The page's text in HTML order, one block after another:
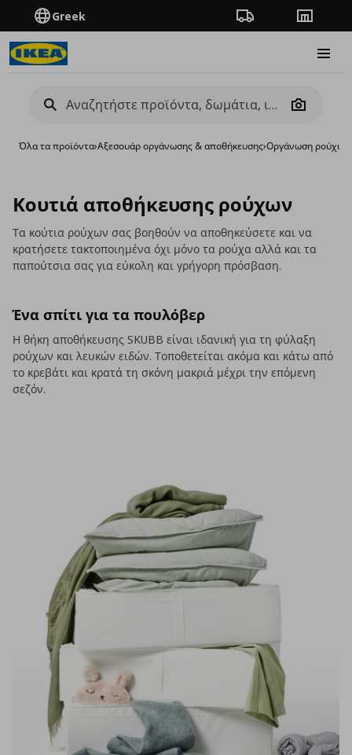
Greek Πορεία παραγγελίας
Camera
Όλα τα προϊόντα›Aξεσουάρ οργάνωσης & αποθήκευσης›Οργάνωση ρούχων
Κουτιά αποθήκευσης ρούχων
Τα κούτια ρούχων σας βοηθούν να αποθηκεύσετε και να
κρατήσετε τακτοποιημένα όχι μόνο τα ρούχα αλλά και τα
παπούτσια σας για εύκολη και γρήγορη πρόσβαση.
Ένα σπίτι για τα πουλόβερ
Η θήκη αποθήκευσης SKUBB είναι ιδανική για τη φύλαξη
ρούχων και λευκών ειδών. Τοποθετείται ακόμα και κάτω από
το κρεβάτι και κρατά τη σκόνη μακριά μέχρι την επόμενη
σεζόν.